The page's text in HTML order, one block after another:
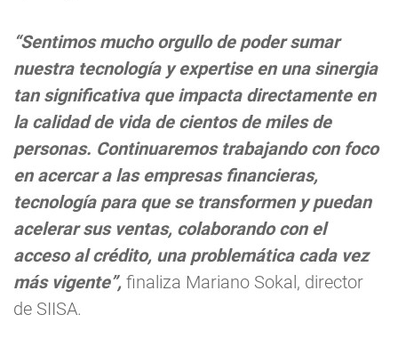
“Sentimos mucho orgullo de poder sumar
nuestra tecnología y expertise en una sinergia
tan significativa que impacta directamente en
la calidad de vida de cientos de miles de
personas. Continuaremos trabajando con foco
en acercar a las empresas financieras,
tecnología para que se transformen y puedan
acelerar sus ventas, colaborando con el
acceso al crédito, una problemática cada vez
más vigente”, finaliza Mariano Sokal, director
de SIISA.